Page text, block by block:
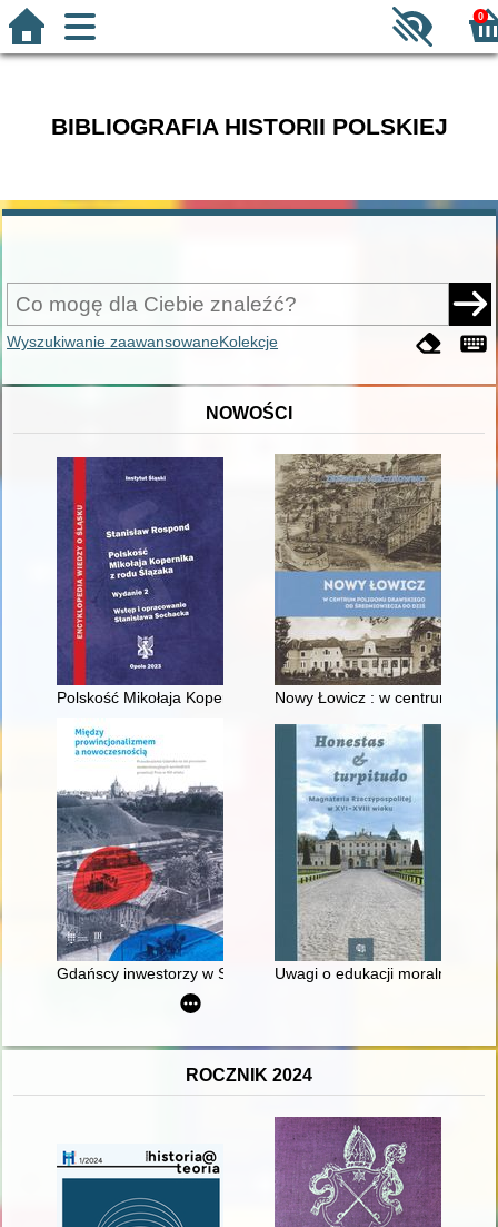
0
BIBLIOGRAFIA HISTORII POLSKIEJ
Wyszukiwanie zaawansowaneKolekcje
NOWOŚCI
Polskość Mikołaja Kopernika z rodu ŚlązakaNowy Łowicz : w centrum
Gdańscy inwestorzy w Sopocie : prestiż finansowy i
Uwagi o edukacji moralnej
ROCZNIK 2024